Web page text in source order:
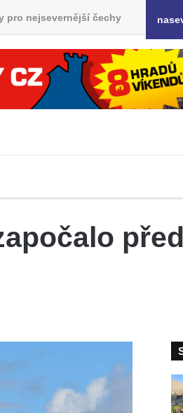
pro nejsevernější čechy